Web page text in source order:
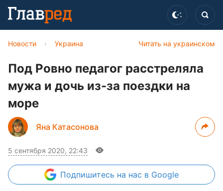
Читать на украинском
Новости › Украина
Под Ровно педагог расстреляла
мужа и дочь из-за поездки на
море
Яна Катасонова
5 сентября 2020, 22:43
Подпишитесь на нас в Google